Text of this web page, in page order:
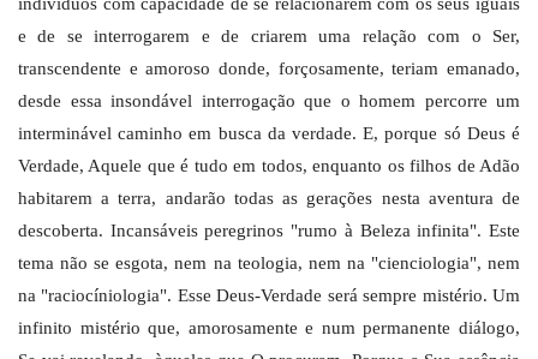
indivíduos com capacidade de se relacionarem com os seus iguais
e de se interrogarem e de criarem uma relação com o Ser,
transcendente e amoroso donde, forçosamente, teriam emanado,
desde essa insondável interrogação que o homem percorre um
interminável caminho em busca da verdade. E, porque só Deus é
Verdade, Aquele que é tudo em todos, enquanto os filhos de Adão
habitarem a terra, andarão todas as gerações nesta aventura de
descoberta. Incansáveis peregrinos "rumo à Beleza infinita". Este
tema não se esgota, nem na teologia, nem na "cienciologia", nem
na "raciocíniologia". Esse Deus-Verdade será sempre mistério. Um
infinito mistério que, amorosamente e num permanente diálogo,